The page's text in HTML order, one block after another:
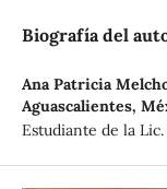
Biografía del
Ana Patricia
Aguascalientes,
Estudiante de la